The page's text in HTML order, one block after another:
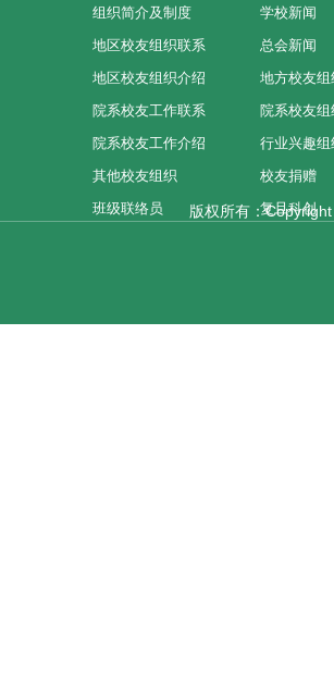
组织简介及制度
地区校友组织联系
地区校友组织介绍
院系校友工作联系
院系校友工作介绍
其他校友组织
班级联络员
学校新闻
总会新闻
地方校友组
院系校友组
行业兴趣组
校友捐赠
复旦科创
版权所有：